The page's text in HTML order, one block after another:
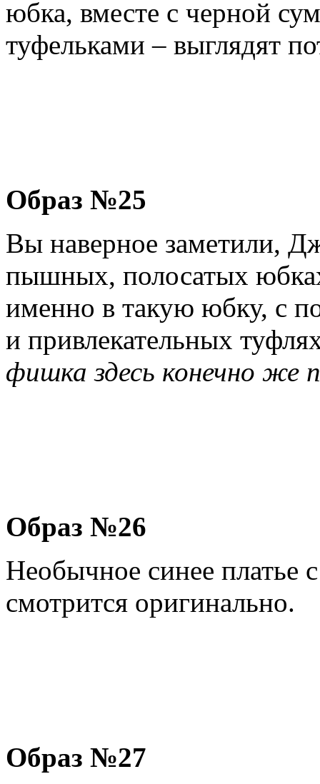
юбка, вместе с черной
туфельками – выглядят
Образ №25
Вы наверное заметили,
пышных, полосатых
именно в такую юбку, с
и привлекательных
фишка здесь конечно же
Образ №26
Необычное синее платье
смотрится оригинально.
Образ №27